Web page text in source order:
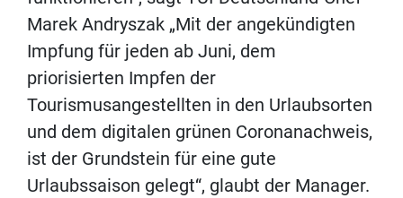
Marek Andryszak „Mit der angekündigten
Impfung für jeden ab Juni, dem
priorisierten Impfen der
Tourismusangestellten in den Urlaubsorten
und dem digitalen grünen Coronanachweis,
ist der Grundstein für eine gute
Urlaubssaison gelegt“, glaubt der Manager.